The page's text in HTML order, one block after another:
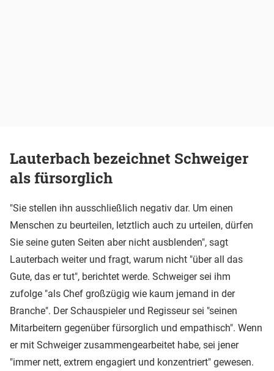
Lauterbach bezeichnet Schweiger
als fürsorglich
"Sie stellen ihn ausschließlich negativ dar. Um einen
Menschen zu beurteilen, letztlich auch zu urteilen, dürfen
Sie seine guten Seiten aber nicht ausblenden", sagt
Lauterbach weiter und fragt, warum nicht "über all das
Gute, das er tut", berichtet werde. Schweiger sei ihm
zufolge "als Chef großzügig wie kaum jemand in der
Branche". Der Schauspieler und Regisseur sei "seinen
Mitarbeitern gegenüber fürsorglich und empathisch". Wenn
er mit Schweiger zusammengearbeitet habe, sei jener
"immer nett, extrem engagiert und konzentriert" gewesen.